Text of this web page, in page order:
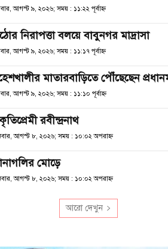
আগস্ট ৯, ২০২৬; সময় : ১১:২২ পূর্বাহ্ণ
নিরাপত্তা বলয়ে বাবুনগর মাদ্রাসা
আগস্ট ৯, ২০২৬; সময় : ১১:১৭ পূর্বাহ্ণ
মাতারবাড়িতে পৌঁছেছেন
আগস্ট ৯, ২০২৬; সময় : ১১:১০ পূর্বাহ্ণ
রবীন্দ্রনাথ
আগস্ট ৮, ২০২৬; সময় : ১০:০২ অপরাহ্ণ
মোড়ে
আগস্ট ৮, ২০২৬; সময় : ১০:০২ অপরাহ্ণ
আরো দেখুন